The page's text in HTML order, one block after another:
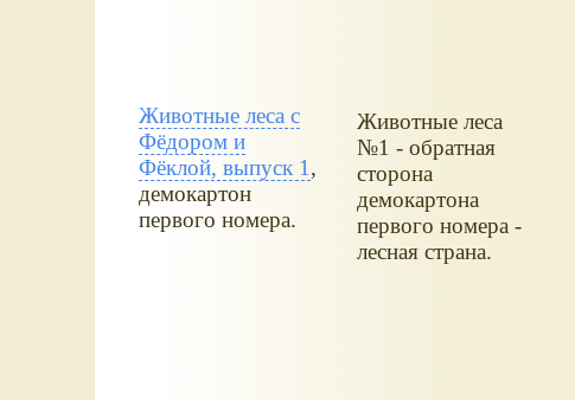
Животные леса с
Фёдором и
Фёклой, выпуск 1,
демокартон
первого номера.
Животные леса
№1 - обратная
сторона
демокартона
первого номера -
лесная страна.